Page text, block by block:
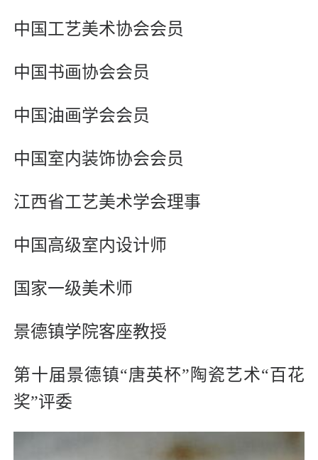
中国工艺美术协会会员
中国书画协会会员
中国油画学会会员
中国室内装饰协会会员
江西省工艺美术学会理事
中国高级室内设计师
国家一级美术师
景德镇学院客座教授
第十届景德镇“唐英杯”陶瓷艺术“百花
奖”评委